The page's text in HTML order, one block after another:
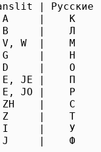
|
|    К
|    Л
W  |    М
|    Н
|    О
JE |    П
JO |    Р
|    С
|    Т
|    У
|    Ф